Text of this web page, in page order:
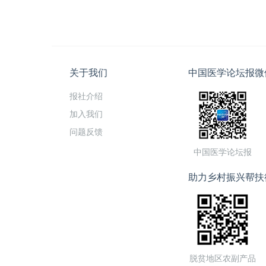
关于我们
报社介绍
加入我们
问题反馈
中国医学论坛报
中国医学论坛报
助力乡村振兴帮扶
脱贫地区农副产品